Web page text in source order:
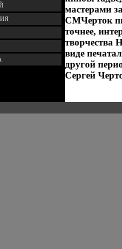
мастерами
СМЧерток
точнее,
творчества
виде
другой
Сергей